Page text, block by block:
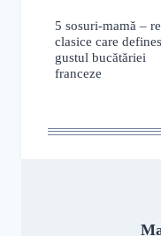
5 sosuri-mamă –
clasice care
gustul bucătăriei
franceze